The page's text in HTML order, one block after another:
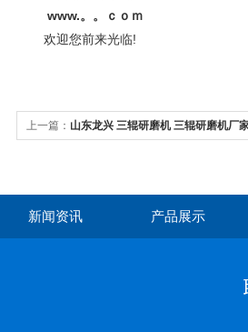
www.。。ｃｏｍ
欢迎您前来光临!
上一篇： 山东龙兴 三辊研磨机 三辊研磨机厂
新闻资讯 产品展示